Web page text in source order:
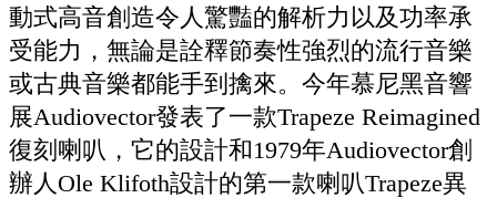
動式高音創造令人驚豔的解析力以及功率承
受能力，無論是詮釋節奏性強烈的流行音樂
或古典音樂都能手到擒來。今年慕尼黑音響
展Audiovector發表了一款Trapeze Reimagined
復刻喇叭，它的設計和1979年Audiovector創
辦人Ole Klifoth設計的第一款喇叭Trapeze異